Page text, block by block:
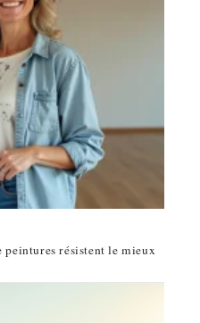
peintures résistent le mieux